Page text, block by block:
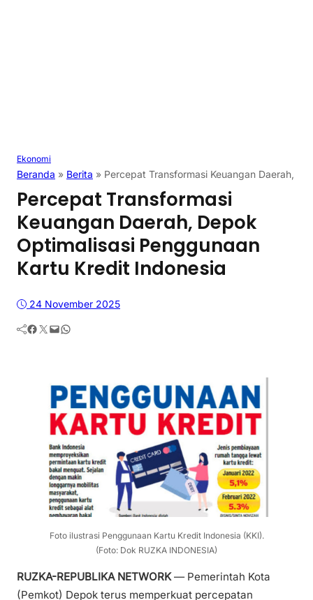
Ekonomi
Beranda » Berita » Percepat Transformasi Keuangan Daerah,
Percepat Transformasi
Keuangan Daerah, Depok
Optimalisasi Penggunaan
Kartu Kredit Indonesia
24 November 2025
Facebook Twitter Mail WhatsApp
Foto ilustrasi Penggunaan Kartu Kredit Indonesia (KKI).
(Foto: Dok RUZKA INDONESIA)
RUZKA-REPUBLIKA NETWORK— Pemerintah Kota
(Pemkot) Depok terus memperkuat percepatan